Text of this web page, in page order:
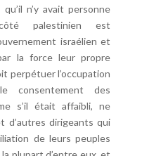
n’y avait personne
palestinien est
israélien et
la force leur propre
perpétuer l’occupation
consentement des
s’il était affaibli, ne
d’autres dirigeants qui
de leurs peuples